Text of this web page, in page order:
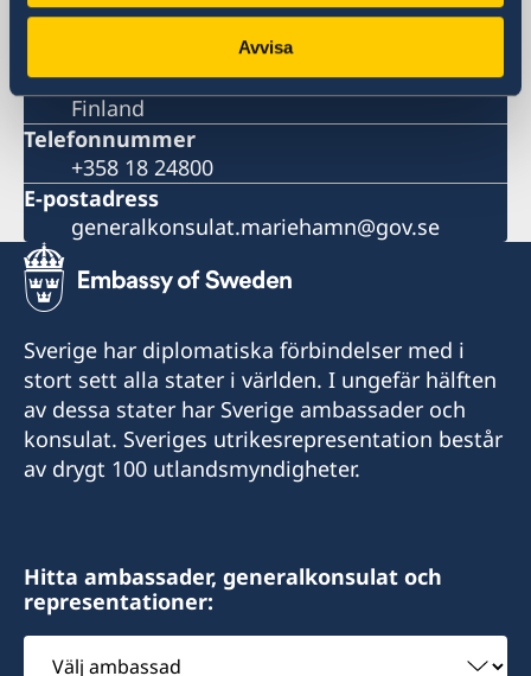
Avvisa
Sveriges generalkonsulat
AX-22100 Mariehamn, Åland
Finland
Telefonnummer
+358 18 24800
E-postadress
generalkonsulat.mariehamn@gov.se
Sverige har diplomatiska förbindelser med i
stort sett alla stater i världen. I ungefär hälften
av dessa stater har Sverige ambassader och
konsulat. Sveriges utrikesrepresentation består
av drygt 100 utlandsmyndigheter.
Hitta ambassader, generalkonsulat och
representationer:
Välj